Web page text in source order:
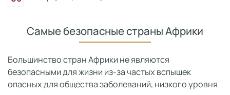
Самые безопасные страны Африки
Большинство стран Африки не являются
безопасными для жизни из-за частых вспышек
опасных для общества заболеваний, низкого уровня